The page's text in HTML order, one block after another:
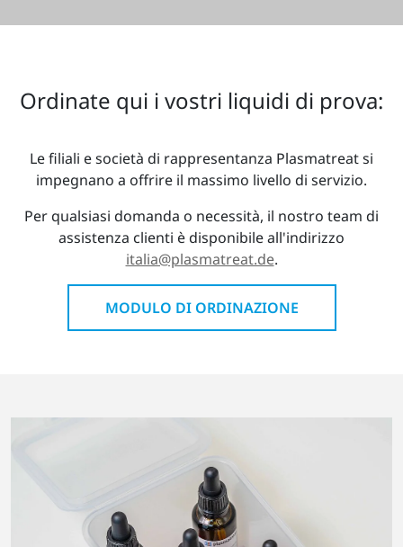
Ordinate qui i vostri liquidi di prova:
Le filiali e società di rappresentanza Plasmatreat si
impegnano a offrire il massimo livello di servizio.
Per qualsiasi domanda o necessità, il nostro team di
assistenza clienti è disponibile all'indirizzo
italia@plasmatreat.de.
MODULO DI ORDINAZIONE